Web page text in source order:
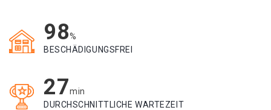
98%
BESCHÄDIGUNGSFREI
27min
DURCHSCHNITTLICHE WARTEZEIT